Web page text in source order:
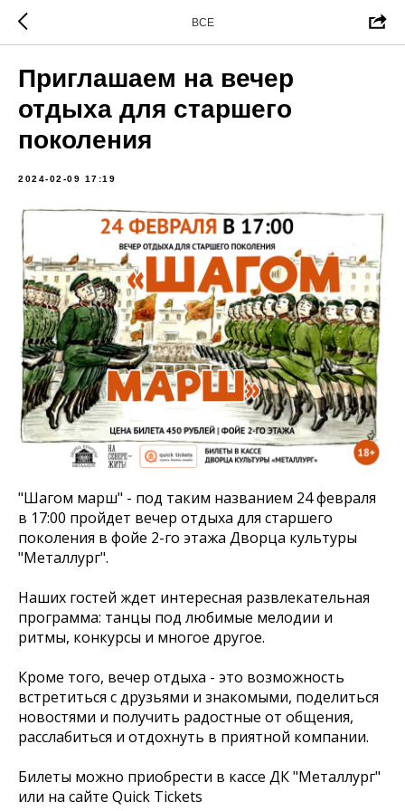
ВСЕ
Приглашаем на вечер
отдыха для старшего
поколения
2024-02-09 17:19
"Шагом марш" - под таким названием 24 февраля
в 17:00 пройдет вечер отдыха для старшего
поколения в фойе 2-го этажа Дворца культуры
"Металлург".
Наших гостей ждет интересная развлекательная
программа: танцы под любимые мелодии и
ритмы, конкурсы и многое другое.
Кроме того, вечер отдыха - это возможность
встретиться с друзьями и знакомыми, поделиться
новостями и получить радостные от общения,
расслабиться и отдохнуть в приятной компании.
Билеты можно приобрести в кассе ДК "Металлург"
или на сайте Quick Tickets